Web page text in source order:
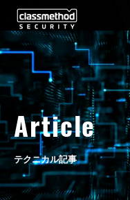
CONTACT
Article
テクニカル記事